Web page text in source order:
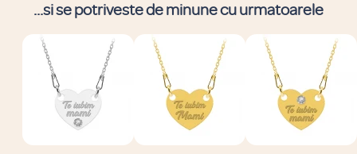
...si se potriveste de minune cu urmatoarele